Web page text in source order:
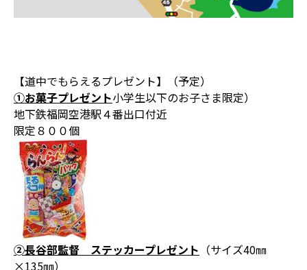
【道中でもらえるプレゼント】（予定）
①お菓子プレゼント小学生以下のお子さま限定）
地下鉄福岡空港駅４番出口付近
限定８００個
➁長谷部監督 ステッカープレゼント （サイズ40㎜
×135㎜）